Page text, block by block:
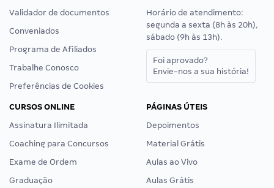
Validador de documentos
Conveniados
Programa de Afiliados
Trabalhe Conosco
Preferências de Cookies
Horário de atendimento:
segunda a sexta (8h às 20h),
sábado (9h às 13h).
Foi aprovado?
Envie-nos a sua história!
CURSOS ONLINE
Assinatura Ilimitada
Coaching para Concursos
Exame de Ordem
Graduação
PÁGINAS ÚTEIS
Depoimentos
Material Grátis
Aulas ao Vivo
Aulas Grátis